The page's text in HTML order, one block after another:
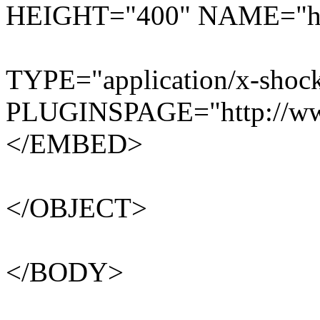
HEIGHT="400"
TYPE="application/x-
PLUGINSPAGE="http://
</EMBED>
</OBJECT>
</BODY>